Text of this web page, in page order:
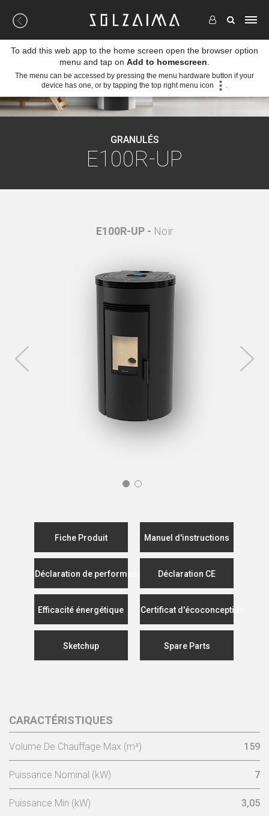
GRANULÉS
E100R-UP
E100R-UP - Noir
Fiche Produit Manuel d'instructions
Déclaration de performance Déclaration CE
Efficacité énergétique Certificat d'écoconception
Sketchup Spare Parts
CARACTÉRISTIQUES
Volume De Chauffage Max (m³) 159
Puissance Nominal (kW) 7
Puissance Min (kW) 3,05
To add this web app to the home screen open the browser option
menu and tap on Add to homescreen
The menu can be accessed by pressing the menu hardware button if your
device has one, or by tapping the top right menu icon
.